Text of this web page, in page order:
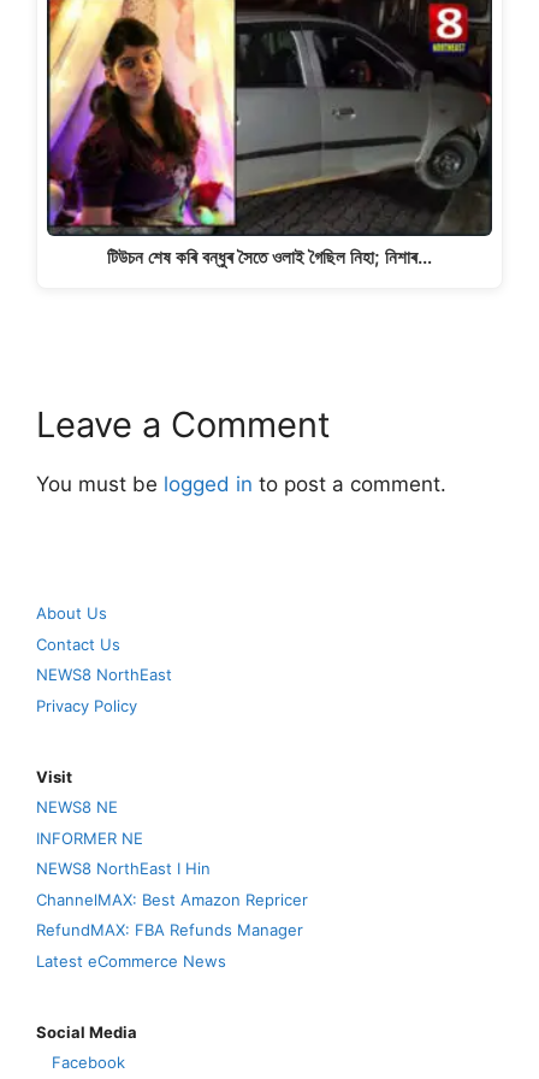
টিউচন শেষ কৰি বন্ধুৰ সৈতে ওলাই গৈছিল নিহা; নিশাৰ…
Leave a Comment
You must be logged in to post a comment.
About Us
Contact Us
NEWS8 NorthEast
Privacy Policy
Visit
NEWS8 NE
INFORMER NE
NEWS8 NorthEast I Hin
ChannelMAX: Best Amazon Repricer
RefundMAX: FBA Refunds Manager
Latest eCommerce News
Social Media
Facebook